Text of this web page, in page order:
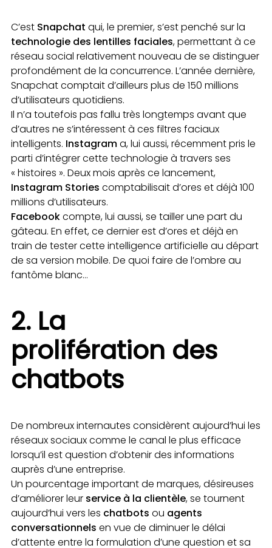
C’est Snapchat qui, le premier, s’est penché sur la
technologie des lentilles faciales, permettant à ce
réseau social relativement nouveau de se distinguer
profondément de la concurrence. L’année dernière,
Snapchat comptait d’ailleurs plus de 150 millions
d’utilisateurs quotidiens.
Il n’a toutefois pas fallu très longtemps avant que
d’autres ne s’intéressent à ces filtres faciaux
intelligents. Instagrama, lui aussi, récemment pris le
parti d’intégrer cette technologie à travers ses
« histoires ». Deux mois après ce lancement,
Instagram Stories comptabilisait d’ores et déjà 100
millions d’utilisateurs.
Facebookcompte, lui aussi, se tailler une part du
gâteau. En effet, ce dernier est d’ores et déjà en
train de tester cette intelligence artificielle au départ
de sa version mobile. De quoi faire de l’ombre au
fantôme blanc…
2. La
prolifération des
chatbots
De nombreux internautes considèrent aujourd’hui les
réseaux sociaux comme le canal le plus efficace
lorsqu’il est question d’obtenir des informations
auprès d’une entreprise.
Un pourcentage important de marques, désireuses
d’améliorer leur service à la clientèle, se tournent
aujourd’hui vers les chatbots ou agents
conversationnels en vue de diminuer le délai
d’attente entre la formulation d’une question et sa